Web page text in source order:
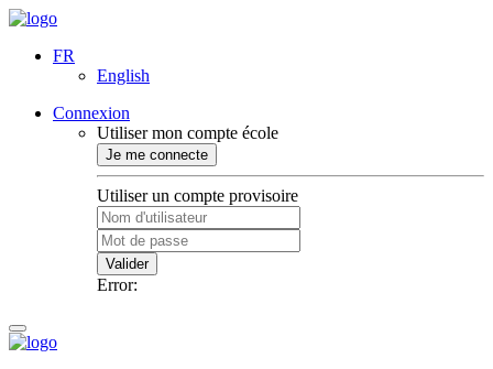
FR
English
Connexion
Utiliser mon compte école
Je me connecte
Utiliser un compte provisoire
Valider
Error: